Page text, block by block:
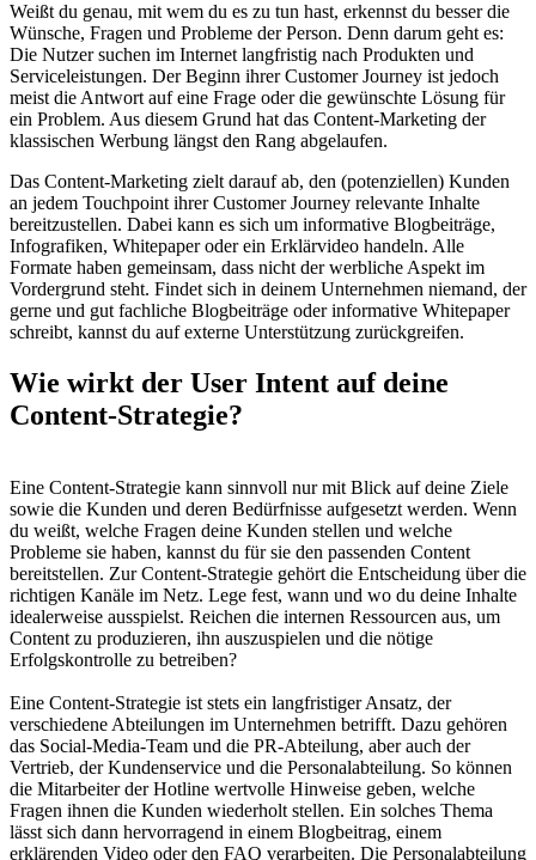
Weißt du genau, mit wem du es zu tun hast, erkennst du besser die
Wünsche, Fragen und Probleme der Person. Denn darum geht es:
Die Nutzer suchen im Internet langfristig nach Produkten und
Serviceleistungen. Der Beginn ihrer Customer Journey ist jedoch
meist die Antwort auf eine Frage oder die gewünschte Lösung für
ein Problem. Aus diesem Grund hat das Content-Marketing der
klassischen Werbung längst den Rang abgelaufen.
Das Content-Marketing zielt darauf ab, den (potenziellen) Kunden
an jedem Touchpoint ihrer Customer Journey relevante Inhalte
bereitzustellen. Dabei kann es sich um informative Blogbeiträge,
Infografiken, Whitepaper oder ein Erklärvideo handeln. Alle
Formate haben gemeinsam, dass nicht der werbliche Aspekt im
Vordergrund steht. Findet sich in deinem Unternehmen niemand, der
gerne und gut fachliche Blogbeiträge oder informative Whitepaper
schreibt, kannst du auf externe Unterstützung zurückgreifen.
Wie wirkt der User Intent auf deine
Content-Strategie?
Eine Content-Strategie kann sinnvoll nur mit Blick auf deine Ziele
sowie die Kunden und deren Bedürfnisse aufgesetzt werden. Wenn
du weißt, welche Fragen deine Kunden stellen und welche
Probleme sie haben, kannst du für sie den passenden Content
bereitstellen. Zur Content-Strategie gehört die Entscheidung über die
richtigen Kanäle im Netz. Lege fest, wann und wo du deine Inhalte
idealerweise ausspielst. Reichen die internen Ressourcen aus, um
Content zu produzieren, ihn auszuspielen und die nötige
Erfolgskontrolle zu betreiben?
Eine Content-Strategie ist stets ein langfristiger Ansatz, der
verschiedene Abteilungen im Unternehmen betrifft. Dazu gehören
das Social-Media-Team und die PR-Abteilung, aber auch der
Vertrieb, der Kundenservice und die Personalabteilung. So können
die Mitarbeiter der Hotline wertvolle Hinweise geben, welche
Fragen ihnen die Kunden wiederholt stellen. Ein solches Thema
lässt sich dann hervorragend in einem Blogbeitrag, einem
erklärenden Video oder den FAQ verarbeiten. Die Personalabteilung